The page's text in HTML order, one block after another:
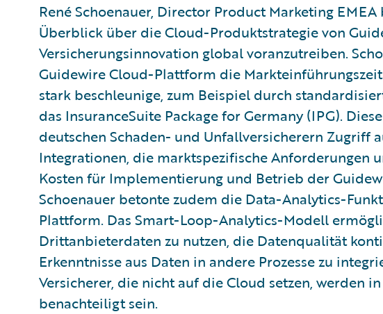
René Schoenauer, Director Product Marketing
Überblick über die Cloud-Produktstrategie von
Versicherungsinnovation global voranzutreiben.
Guidewire Cloud-Plattform die
stark beschleunige, zum Beispiel durch
das InsuranceSuite Package for Germany (IPG).
deutschen Schaden- und Unfallversicherern Zugriff
Integrationen, die marktspezifische Anforderungen
Kosten für Implementierung und Betrieb der
Schoenauer betonte zudem die Data-Analytics-
Plattform. Das Smart-Loop-Analytics-Modell
Drittanbieterdaten zu nutzen, die Datenqualität
Erkenntnisse aus Daten in andere Prozesse zu
Versicherer, die nicht auf die Cloud setzen, werden
benachteiligt sein.